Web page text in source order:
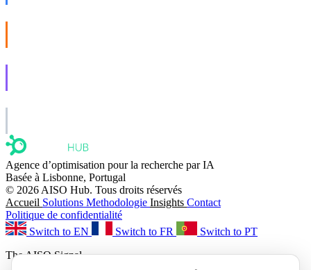
Agence d’optimisation pour la recherche par IA
Basée à Lisbonne, Portugal
© 2026 AISO Hub. Tous droits réservés
Accueil Solutions Methodologie Insights Contact
Politique de confidentialité
Switch to EN
Switch to FR
Switch to PT
The AISO Signal